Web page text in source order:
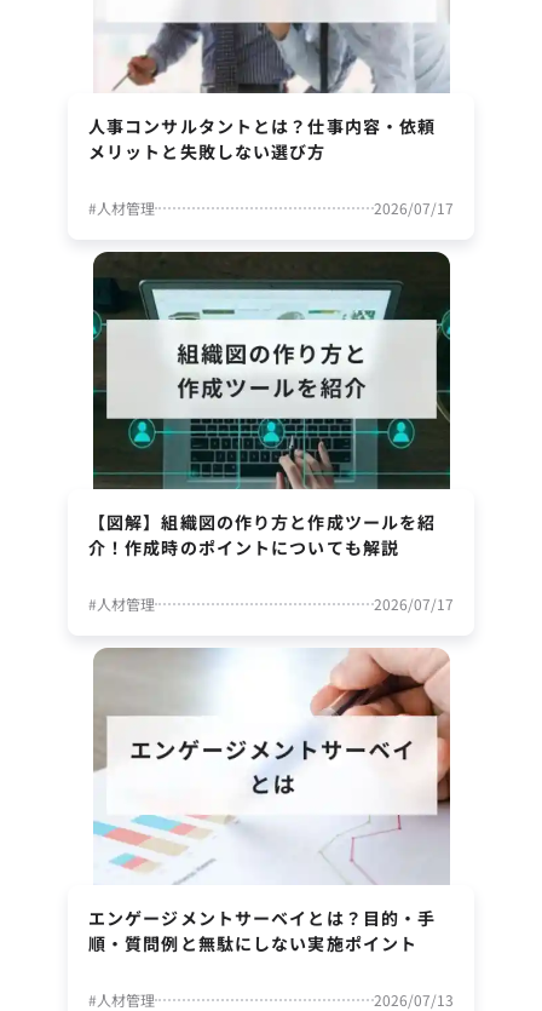
人事コンサルタントとは？仕事内容・依頼
メリットと失敗しない選び方
#人材管理 2026/07/17
【図解】組織図の作り方と作成ツールを紹
介！作成時のポイントについても解説
#人材管理 2026/07/17
エンゲージメントサーベイとは？目的・手
順・質問例と無駄にしない実施ポイント
#人材管理 2026/07/13